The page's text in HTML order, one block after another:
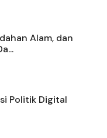
Alam, dan
Politik Digital